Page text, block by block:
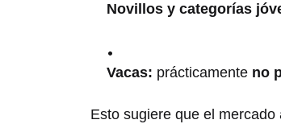
Novillos y categorías
Vacas: prácticamente no
Esto sugiere que el mercado